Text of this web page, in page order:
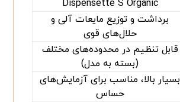
Dispensette S Organic
برداشت و توزیع مایعات آلی و
حلال‌های قوی
قابل تنظیم در محدوده‌های مختلف
(بسته به مدل)
بسیار بالا، مناسب برای آزمایش‌های
حساس